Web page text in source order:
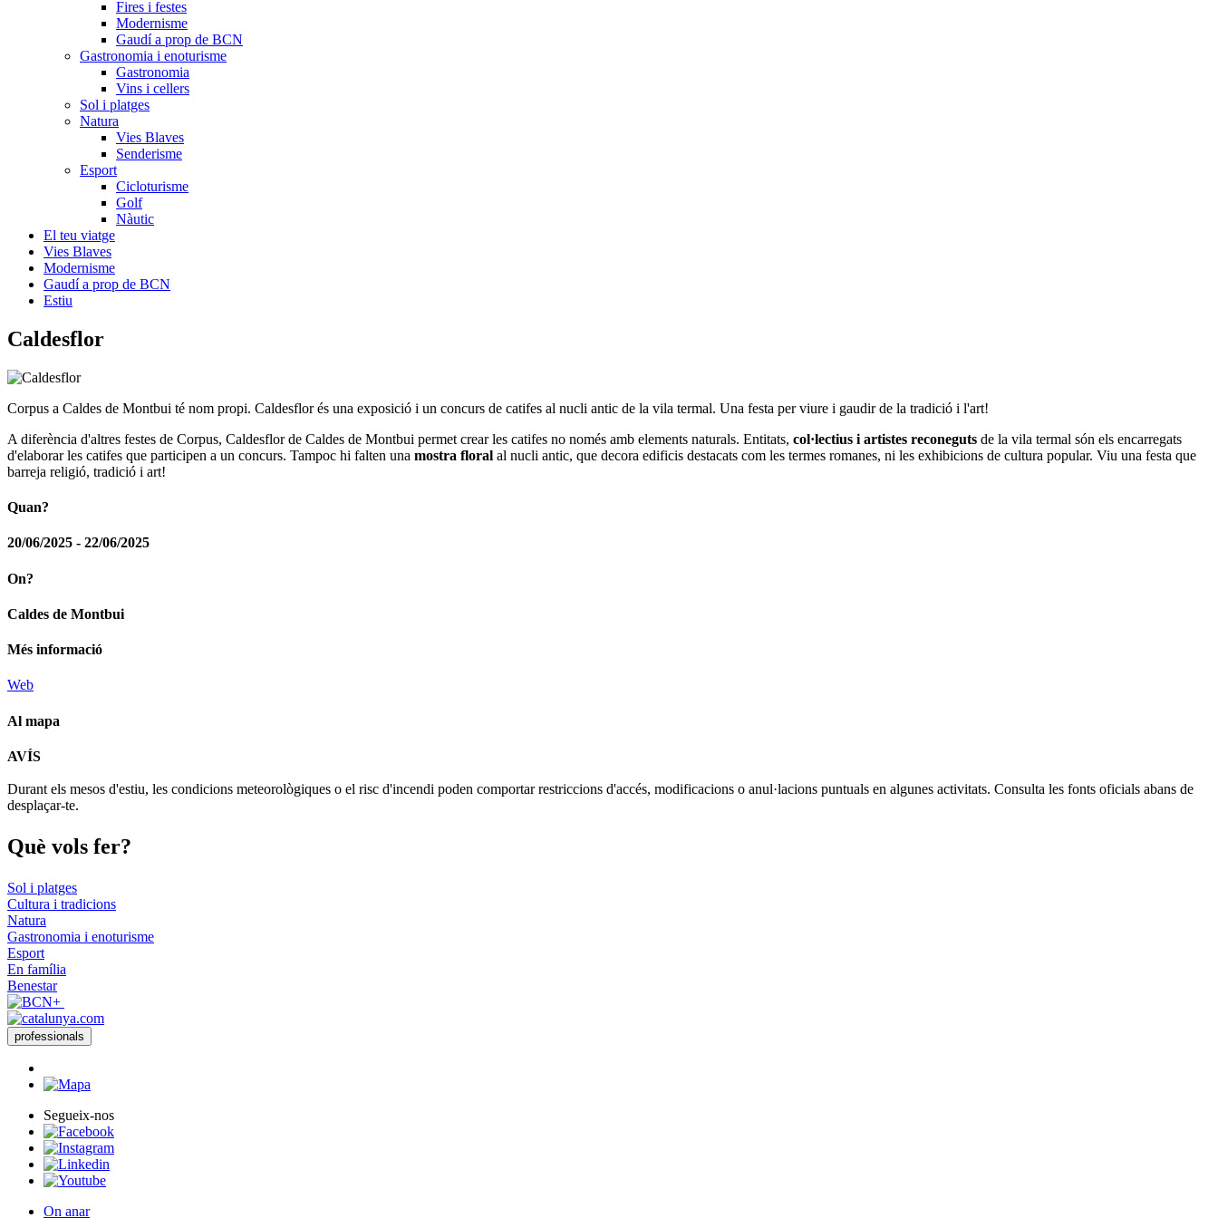
Fires i festes
Modernisme
Gaudí a prop de BCN
Gastronomia i enoturisme
Gastronomia
Vins i cellers
Sol i platges
Natura
Vies Blaves
Senderisme
Esport
Cicloturisme
Golf
Nàutic
El teu viatge
Vies Blaves
Modernisme
Gaudí a prop de BCN
Estiu
Caldesflor
Corpus a Caldes de Montbui té nom propi. Caldesflor és una exposició i un concurs de catifes al nucli antic de la vila termal. Una festa per viure i gaudir de la tradició i l'art!
A diferència d'altres festes de Corpus, Caldesflor de Caldes de Montbui permet crear les catifes no només amb elements naturals. Entitats, col·lectius i artistes reconeguts de la vila termal són els encarregats
d'elaborar les catifes que participen a un concurs. Tampoc hi falten una mostra floral al nucli antic, que decora edificis destacats com les termes romanes, ni les exhibicions de cultura popular. Viu una festa que
barreja religió, tradició i art!
Quan?
20/06/2025 - 22/06/2025
On?
Caldes de Montbui
Més informació
Web
Al mapa
−
AVÍS
Durant els mesos d'estiu, les condicions meteorològiques o el risc d'incendi poden comportar restriccions d'accés, modificacions o anul·lacions puntuals en algunes activitats. Consulta les fonts oficials abans de
desplaçar-te.
Què vols fer?
Sol i platges
Cultura i tradicions
Natura
Gastronomia i enoturisme
Esport
En família
Benestar
professionals
Segueix-nos
On anar